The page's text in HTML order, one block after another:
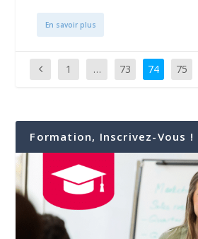
En savoir plus
1 … 73 74 75
Formation, Inscrivez-Vous !